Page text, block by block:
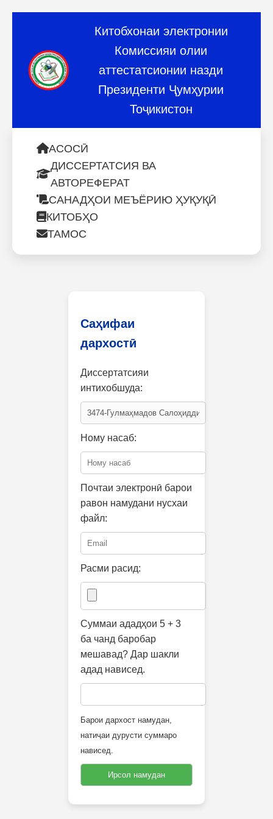
Китобхонаи электронии
Комиссияи олии
аттестатсионии назди
Президенти Ҷумҳурии
Тоҷикистон
АСОСӢ
ДИССЕРТАТСИЯ ВА
АВТОРЕФЕРАТ
САНАДҲОИ МЕЪЁРИЮ ҲУҚУҚӢ
КИТОБҲО
ТАМОС
Саҳифаи
дархостӣ
Диссертатсияи
интихобшуда:
Ному насаб:
Почтаи электронӣ барои
равон намудани нусхаи
файл:
Расми расид:
Суммаи ададҳои 5 + 3
ба чанд баробар
мешавад? Дар шакли
адад нависед.
Барои дархост намудан,
натиҷаи дурусти суммаро
нависед.
Ирсол намудан